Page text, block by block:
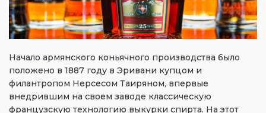
Начало армянского коньячного производства было
положено в 1887 году в Эривани купцом и
филантропом Нерсесом Таиряном, впервые
внедрившим на своем заводе классическую
французскую технологию выкурки спирта. На этот